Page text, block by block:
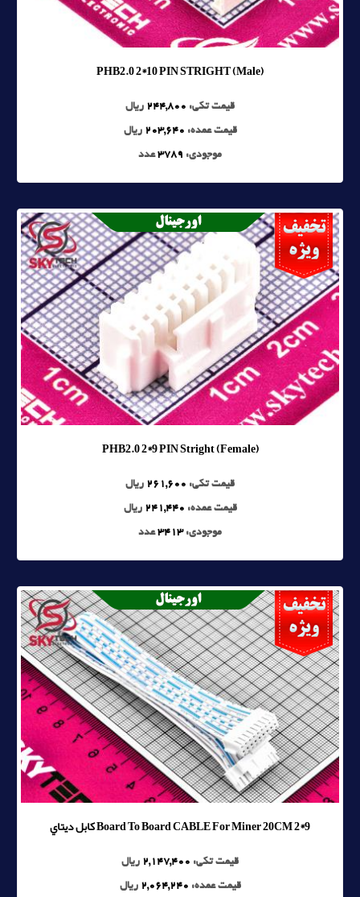
PHB2.0 2*10 PIN STRIGHT (Male)
قیمت تکی: 244,800 ریال
قیمت عمده: 203,640 ریال
موجودی: 3789عدد
PHB2.0 2*9 PIN Stright (Female)
قیمت تکی: 261,600 ریال
قیمت عمده: 241,440 ریال
موجودی:3413عدد
Board To Board CABLE For Miner 20CM 2*9 کابل ديتاي
قیمت تکی: 2,147,400 ریال
قیمت عمده: 2,064,240 ریال